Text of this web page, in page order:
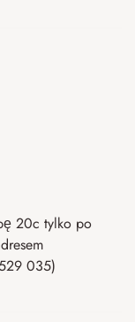
20c tylko po
035)